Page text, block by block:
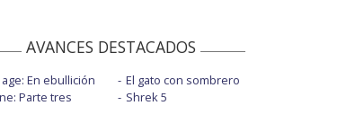
AVANCES DESTACADOS
En ebullición
Parte tres
El gato con sombrero
Shrek 5